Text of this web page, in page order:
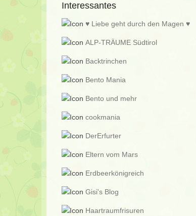
Interessantes
♥ Liebe geht durch den Magen ♥
ALP-TRÄUME Südtirol
Backtrinchen
Bento Mania
Bento und mehr
cookmania
DerErfurter
Eltern vom Mars
Erdbeerkönigreich
Gisi's Blog
Haartraumfrisuren